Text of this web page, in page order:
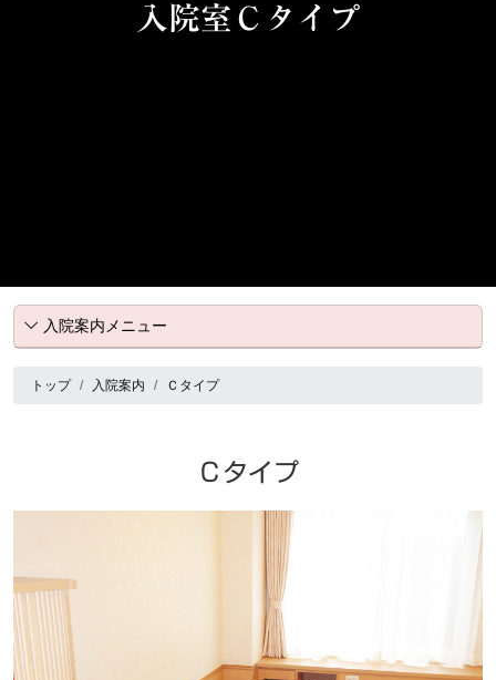
入院室Ｃタイプ
入院案内メニュー
トップ 入院案内 Ｃタイプ
Ｃタイプ